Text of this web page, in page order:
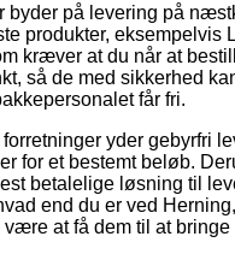
byder på levering på
produkter, eksempelvis
kræver at du når at
så de med sikkerhed
får fri.
forretninger yder gebyrfri
for et bestemt beløb.
betalelige løsning til
end du er ved
at få dem til at bringe